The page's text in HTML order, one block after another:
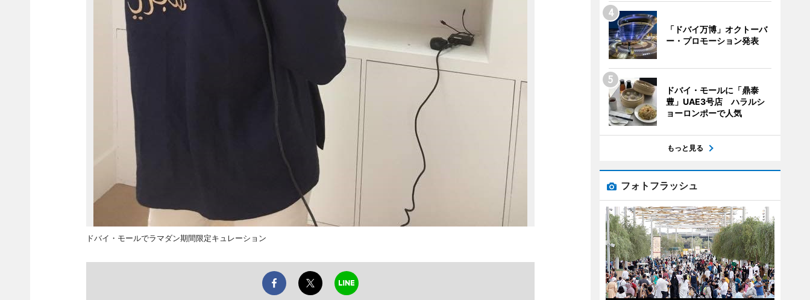
ドバイ・モールでラマダン期間限定キュレーション
「ドバイ万博」オクトーバ
ー・プロモーション発表
ドバイ・モールに「鼎泰
豊」UAE3号店 ハラルシ
ョーロンポーで人気
もっと見る
フォトフラッシュ